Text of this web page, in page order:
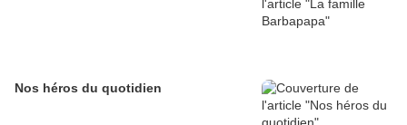
Nos héros du quotidien